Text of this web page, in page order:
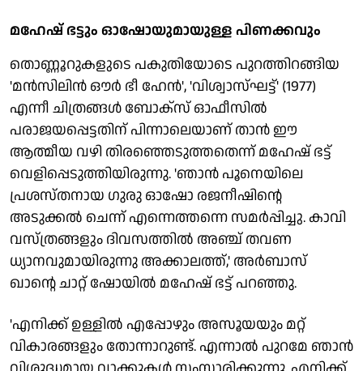
മഹേഷ് ഭട്ടും ഓഷോയുമായുള്ള പിണക്കവും
തൊണ്ണൂറുകളുടെ പകുതിയോടെ പുറത്തിറങ്ങിയ
'മന്‍സിലിന്‍ ഔര്‍ ഭീ ഹേന്‍', 'വിശ്വാസ്ഘട്ട്' (1977)
എന്നീ ചിത്രങ്ങള്‍ ബോക്‌സ് ഓഫീസില്‍
പരാജയപ്പെട്ടതിന് പിന്നാലെയാണ് താന്‍ ഈ
ആത്മീയ വഴി തിരഞ്ഞെടുത്തതെന്ന് മഹേഷ് ഭട്ട്
വെളിപ്പെടുത്തിയിരുന്നു. 'ഞാന്‍ പൂനെയിലെ
പ്രശസ്തനായ ഗുരു ഓഷോ രജനീഷിന്റെ
അടുക്കല്‍ ചെന്ന് എന്നെത്തന്നെ സമര്‍പ്പിച്ചു. കാവി
വസ്ത്രങ്ങളും ദിവസത്തില്‍ അഞ്ച് തവണ
ധ്യാനവുമായിരുന്നു അക്കാലത്ത്,' അര്‍ബാസ്
ഖാന്റെ ചാറ്റ് ഷോയില്‍ മഹേഷ് ഭട്ട് പറഞ്ഞു.
'എനിക്ക് ഉള്ളില്‍ എപ്പോഴും അസൂയയും മറ്റ്
വികാരങ്ങളും തോന്നാറുണ്ട്. എന്നാല്‍ പുറമേ ഞാന്‍